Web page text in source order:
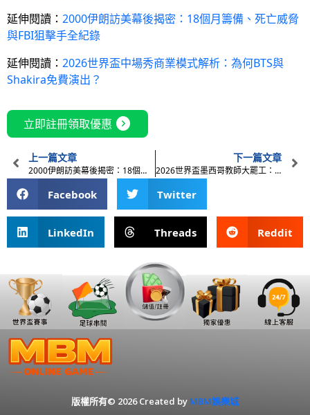
延伸閱讀： 2000伊朗訪美幕後揭密：18個月籌備、死亡威脅
與FBI狙擊手全紀錄
延伸閱讀： 2026世界盃中場秀商業模式解析：為何BTS與
Shakira免費演出？
立即註冊領取優惠 expand_circle_right
上一篇文章
2000伊朗訪美幕後揭密：18個月籌備、死亡威脅與FBI狙擊手全紀錄
下一篇文章
2026世界盃墨西哥教師大罷工：對足球盛事交通與觀光的衝擊
Facebook Twitter
LinkedIn Threads Reddit
版權所有© 2026 Created by MBM娛樂城